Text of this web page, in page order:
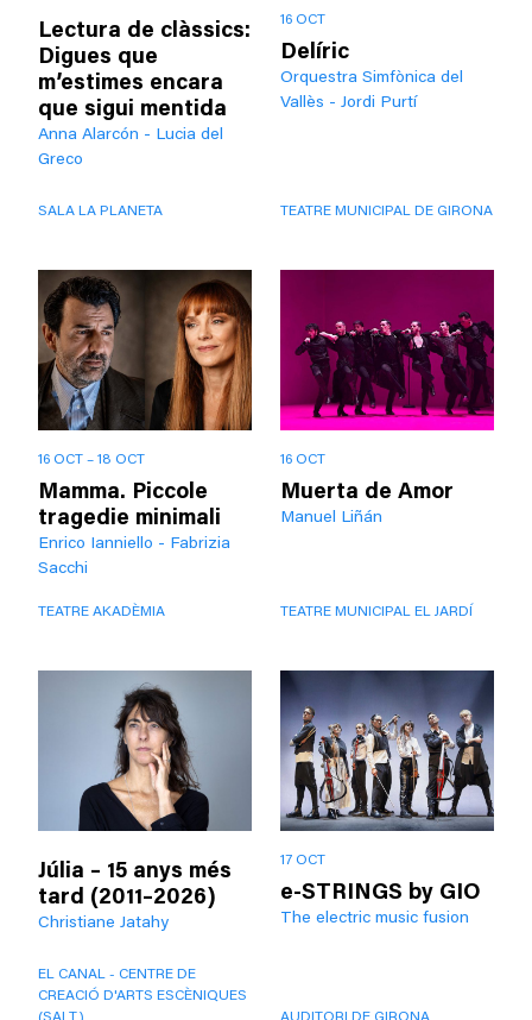
Lectura de clàssics:
Digues que
m’estimes encara
que sigui mentida
Anna Alarcón - Lucia del
Greco
SALA LA PLANETA
16 OCT
Delíric
Orquestra Simfònica del
Vallès - Jordi Purtí
TEATRE MUNICIPAL DE GIRONA
16 OCT – 18 OCT
Mamma. Piccole
tragedie minimali
Enrico Ianniello - Fabrizia
Sacchi
TEATRE AKADÈMIA
16 OCT
Muerta de Amor
Manuel Liñán
TEATRE MUNICIPAL EL JARDÍ
Júlia – 15 anys més
tard (2011–2026)
Christiane Jatahy
EL CANAL - CENTRE DE
CREACIÓ D'ARTS ESCÈNIQUES
17 OCT
e-STRINGS by GIO
The electric music fusion